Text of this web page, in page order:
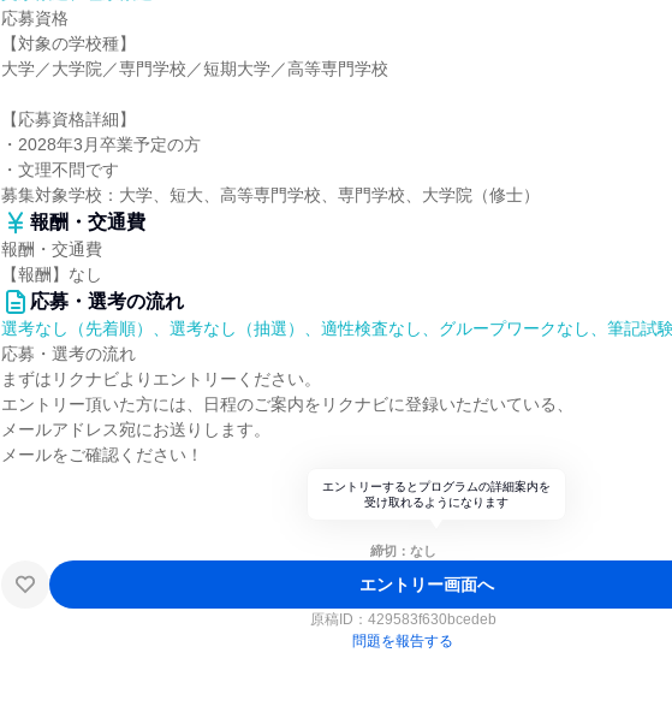
応募資格
【対象の学校種】
大学／大学院／専門学校／短期大学／高等専門学校
【応募資格詳細】
・2028年3月卒業予定の方
・文理不問です
募集対象学校：大学、短大、高等専門学校、専門学校、大学院（修士）
報酬・交通費
報酬・交通費
【報酬】なし
応募・選考の流れ
選考なし（先着順）、選考なし（抽選）、適性検査なし、グループワークなし、筆記試
応募・選考の流れ
まずはリクナビよりエントリーください。
エントリー頂いた方には、日程のご案内をリクナビに登録いただいている、
メールアドレス宛にお送りします。
メールをご確認ください！
エントリーするとプログラムの詳細案内を
受け取れるようになります
締切：なし
エントリー画面へ
原稿ID： 429583f630bcedeb
問題を報告する